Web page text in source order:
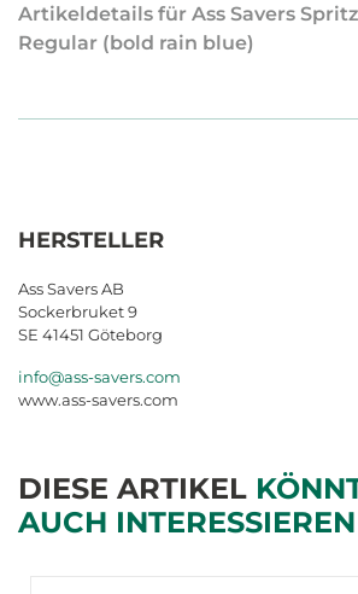
Artikeldetails für Ass Savers
Regular (bold rain blue)
HERSTELLER
Ass Savers AB
Sockerbruket 9
SE 41451 Göteborg
info@ass-savers.com
www.ass-savers.com
DIESE ARTIKEL
AUCH INTERESSIEREN